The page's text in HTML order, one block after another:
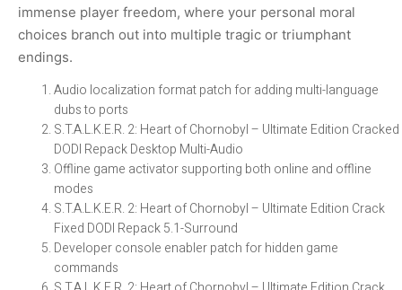
immense player freedom, where your personal moral
choices branch out into multiple tragic or triumphant
endings.
Audio localization format patch for adding multi-language
dubs to ports
S.T.A.L.K.E.R. 2: Heart of Chornobyl – Ultimate Edition Cracked
DODI Repack Desktop Multi-Audio
Offline game activator supporting both online and offline
modes
S.T.A.L.K.E.R. 2: Heart of Chornobyl – Ultimate Edition Crack
Fixed DODI Repack 5.1-Surround
Developer console enabler patch for hidden game
commands